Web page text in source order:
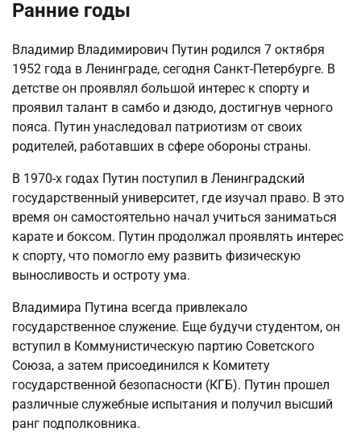
Ранние годы
Владимир Владимирович Путин родился 7 октября
1952 года в Ленинграде, сегодня Санкт-Петербурге. В
детстве он проявлял большой интерес к спорту и
проявил талант в самбо и дзюдо, достигнув черного
пояса. Путин унаследовал патриотизм от своих
родителей, работавших в сфере обороны страны.
В 1970-х годах Путин поступил в Ленинградский
государственный университет, где изучал право. В это
время он самостоятельно начал учиться заниматься
карате и боксом. Путин продолжал проявлять интерес
к спорту, что помогло ему развить физическую
выносливость и остроту ума.
Владимира Путина всегда привлекало
государственное служение. Еще будучи студентом, он
вступил в Коммунистическую партию Советского
Союза, а затем присоединился к Комитету
государственной безопасности (КГБ). Путин прошел
различные служебные испытания и получил высший
ранг подполковника.